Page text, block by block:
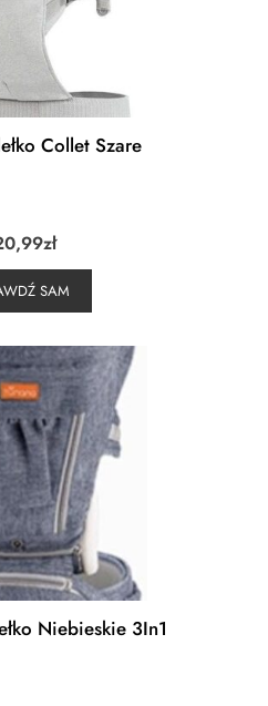
Collet Szare
zł
SAM
Niebieskie 3In1